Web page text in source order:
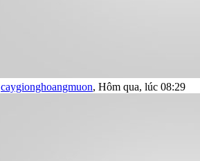
caygionghoangmuon, Hôm qua, lúc 08:29